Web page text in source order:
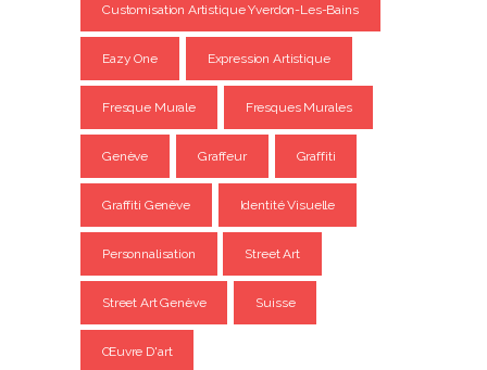
Customisation Artistique Yverdon-Les-Bains
Eazy One Expression Artistique
Fresque Murale Fresques Murales
Genève Graffeur Graffiti
Graffiti Genève Identité Visuelle
Personnalisation Street Art
Street Art Genève Suisse
Œuvre D'art